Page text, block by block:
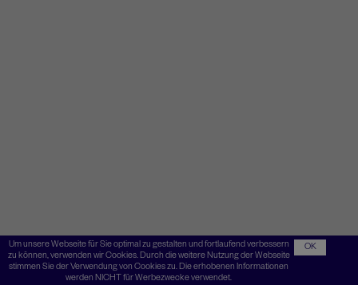
Um unsere Webseite für Sie optimal zu gestalten und fortlaufend verbessern
zu können, verwenden wir Cookies. Durch die weitere Nutzung der Webseite
stimmen Sie der Verwendung von Cookies zu. Die erhobenen Informationen
werden NICHT für Werbezwecke verwendet.
OK